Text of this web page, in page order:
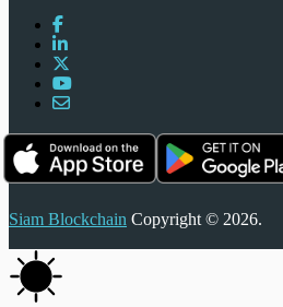
Siam Blockchain Copyright © 2026.